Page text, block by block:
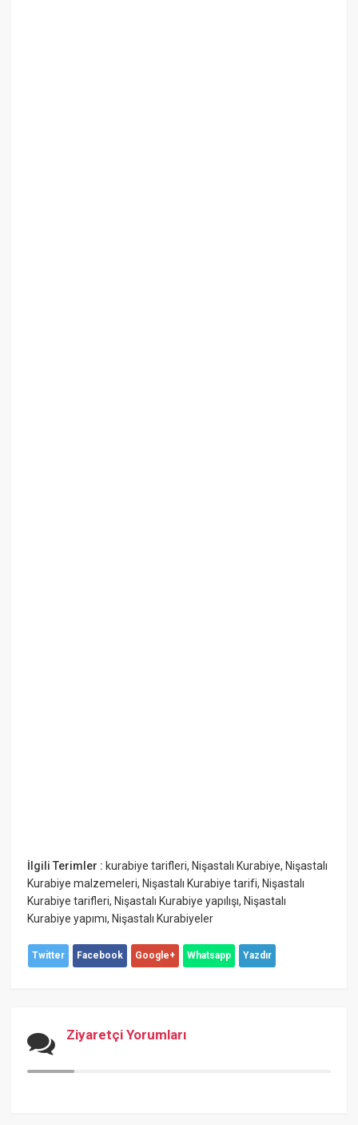
İlgili Terimler : kurabiye tarifleri, Nişastalı Kurabiye, Nişastalı
Kurabiye malzemeleri, Nişastalı Kurabiye tarifi, Nişastalı
Kurabiye tarifleri, Nişastalı Kurabiye yapılışı, Nişastalı
Kurabiye yapımı, Nişastalı Kurabiyeler
Twitter Facebook Google+ Whatsapp Yazdır
Ziyaretçi Yorumları